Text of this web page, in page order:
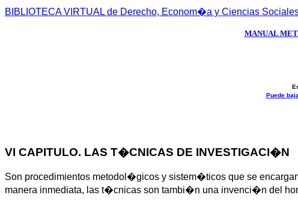
BIBLIOTECA VIRTUAL de Derecho, Econom�a y Ciencias
MANUAL
Puede
VI CAPITULO. LAS T�CNICAS DE INVESTIGACI�N
Son procedimientos metodol�gicos y sistem�ticos que se
manera inmediata, las t�cnicas son tambi�n una invenci�n del